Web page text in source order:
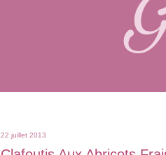
22 juillet 2013